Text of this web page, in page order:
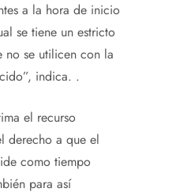
a la hora de inicio
se tiene un estricto
se utilicen con la
indica. .
el recurso
derecho a que el
como tiempo
para así